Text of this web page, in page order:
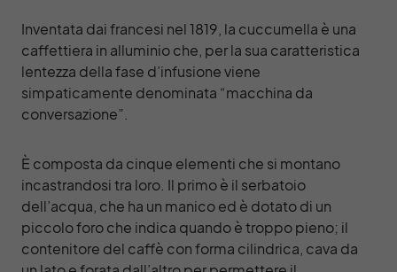
Inventata dai francesi nel 1819, la cuccumella è una
caffettiera in alluminio che, per la sua caratteristica
lentezza della fase d’infusione viene
simpaticamente denominata “macchina da
conversazione”.
È composta da cinque elementi che si montano
incastrandosi tra loro. Il primo è il serbatoio
dell’acqua, che ha un manico ed è dotato di un
piccolo foro che indica quando è troppo pieno; il
contenitore del caffè con forma cilindrica, cava da